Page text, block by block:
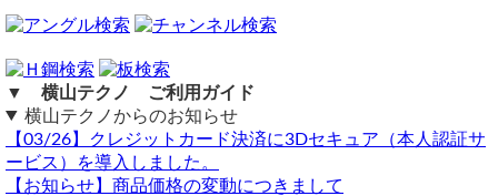
送料（養生梱包費含む）は数量に応じて別途掛かります。
工業用鋼材となりますので、材料の移動・切断・加工・配送
に伴う擦り傷や汚れ・歪み等が発生します事をご了承くださ
い。
商品の返品・交換はお受けできません。
購入方法
商品購入は自動計算フォームに必要寸法・数量等を入力し、
試算結果を確認後、買い物カートに追加して注文フォームへ
御見積依頼の件
材質：A6063
規格：φ40 2.5t L＝4000
数量：1本
少量で申し訳ございませんが上記明細の御見積をいただきたくご連絡
させていただきました。
▼ 横山テクノ ご利用ガイド
横山テクノからのお知らせ
【03/26】クレジットカード決済に3Dセキュア（本人認証サ
ービス）を導入しました。
【お知らせ】商品価格の変動につきまして